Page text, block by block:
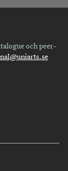
och peer-